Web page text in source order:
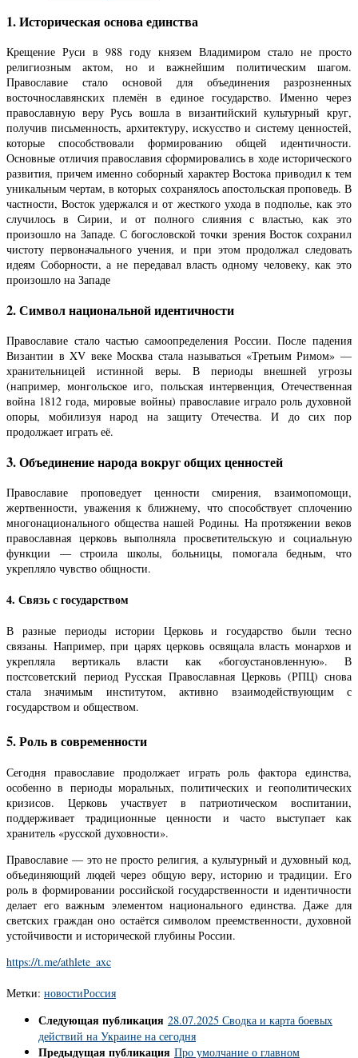
1. Историческая основа единства
Крещение Руси в 988 году князем Владимиром стало не просто
религиозным актом, но и важнейшим политическим шагом.
Православие стало основой для объединения разрозненных
восточнославянских племён в единое государство. Именно через
православную веру Русь вошла в византийский культурный круг,
получив письменность, архитектуру, искусство и систему ценностей,
которые способствовали формированию общей идентичности.
Основные отличия православия сформировались в ходе исторического
развития, причем именно соборный характер Востока приводил к тем
уникальным чертам, в которых сохранялось апостольская проповедь. В
частности, Восток удержался и от жесткого ухода в подполье, как это
случилось в Сирии, и от полного слияния с властью, как это
произошло на Западе. С богословской точки зрения Восток сохранил
чистоту первоначального учения, и при этом продолжал следовать
идеям Соборности, а не передавал власть одному человеку, как это
произошло на Западе
2. Символ национальной идентичности
Православие стало частью самоопределения России. После падения
Византии в XV веке Москва стала называться «Третьим Римом» —
хранительницей истинной веры. В периоды внешней угрозы
(например, монгольское иго, польская интервенция, Отечественная
война 1812 года, мировые войны) православие играло роль духовной
опоры, мобилизуя народ на защиту Отечества. И до сих пор
продолжает играть её.
3. Объединение народа вокруг общих ценностей
Православие проповедует ценности смирения, взаимопомощи,
жертвенности, уважения к ближнему, что способствует сплочению
многонационального общества нашей Родины. На протяжении веков
православная церковь выполняла просветительскую и социальную
функции — строила школы, больницы, помогала бедным, что
укрепляло чувство общности.
4. Связь с государством
В разные периоды истории Церковь и государство были тесно
связаны. Например, при царях церковь освящала власть монархов и
укрепляла вертикаль власти как «богоустановленную». В
постсоветский период Русская Православная Церковь (РПЦ) снова
стала значимым институтом, активно взаимодействующим с
государством и обществом.
5. Роль в современности
Сегодня православие продолжает играть роль фактора единства,
особенно в периоды моральных, политических и геополитических
кризисов. Церковь участвует в патриотическом воспитании,
поддерживает традиционные ценности и часто выступает как
хранитель «русской духовности».
Православие — это не просто религия, а культурный и духовный код,
объединяющий людей через общую веру, историю и традиции. Его
роль в формировании российской государственности и идентичности
делает его важным элементом национального единства. Даже для
светских граждан оно остаётся символом преемственности, духовной
устойчивости и исторической глубины России.
https://t.me/athlete_axc
Метки: новостиРоссия
Следующая публикация 28.07.2025 Сводка и карта боевых
действий на Украине на сегодня
Предыдущая публикация Про умолчание о главном